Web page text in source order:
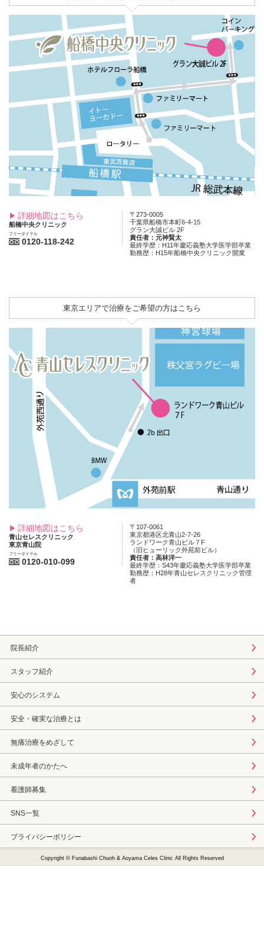
詳細地図はこちら
船橋中央クリニック
フリーダイヤル
0120-118-242
〒273-0005
千葉県船橋市本町6-4-15
グラン大誠ビル 2F
責任者：元神賢太
最終学歴：H11年慶応義塾大学医学部卒業
勤務歴：H15年船橋中央クリニック開業
東京エリアで治療をご希望の方はこちら
詳細地図はこちら
青山セレスクリニック
東京青山院
フリーダイヤル
0120-010-099
〒107-0061
東京都港区北青山2-7-26
ランドワーク青山ビル７F
（旧ヒューリック外苑前ビル）
責任者：高林洋一
最終学歴：S43年慶応義塾大学医学部卒業
勤務歴：H28年青山セレスクリニック管理
者
院長紹介
スタッフ紹介
安心のシステム
安全・確実な治療とは
無痛治療をめざして
未成年者のかたへ
看護師募集
SNS一覧
プライバシーポリシー
Copyright © Funabashi Chuoh & Aoyama Celes Clinic All Rights Reserved